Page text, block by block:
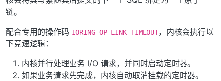
链。
配合专用的操作码 IORING_OP_LINK_TIMEOUT，内核会执行以
下竞速逻辑：
内核并行处理业务 I/O 请求，并同时启动定时器。
如果业务请求先完成，内核自动取消挂载的定时器。